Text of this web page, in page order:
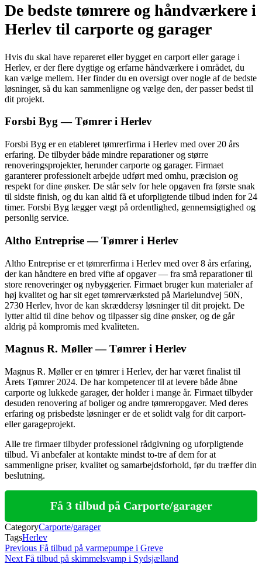
De bedste tømrere og håndværkere i
Herlev til carporte og garager
Hvis du skal have repareret eller bygget en carport eller garage i
Herlev, er der flere dygtige og erfarne håndværkere i området, du
kan vælge mellem. Her finder du en oversigt over nogle af de bedste
løsninger, så du kan sammenligne og vælge den, der passer bedst til
dit projekt.
Forsbi Byg — Tømrer i Herlev
Forsbi Byg er en etableret tømrerfirma i Herlev med over 20 års
erfaring. De tilbyder både mindre reparationer og større
renoveringsprojekter, herunder carporte og garager. Firmaet
garanterer professionelt arbejde udført med omhu, præcision og
respekt for dine ønsker. De står selv for hele opgaven fra første snak
til sidste finish, og du kan altid få et uforpligtende tilbud inden for 24
timer. Forsbi Byg lægger vægt på ordentlighed, gennemsigtighed og
personlig service.
Altho Entreprise — Tømrer i Herlev
Altho Entreprise er et tømrerfirma i Herlev med over 8 års erfaring,
der kan håndtere en bred vifte af opgaver — fra små reparationer til
store renoveringer og nybyggerier. Firmaet bruger kun materialer af
høj kvalitet og har sit eget tømrerværksted på Marielundvej 50N,
2730 Herlev, hvor de kan skræddersy løsninger til dit projekt. De
lytter altid til dine behov og tilpasser sig dine ønsker, og de går
aldrig på kompromis med kvaliteten.
Magnus R. Møller — Tømrer i Herlev
Magnus R. Møller er en tømrer i Herlev, der har været finalist til
Årets Tømrer 2024. De har kompetencer til at levere både åbne
carporte og lukkede garager, der holder i mange år. Firmaet tilbyder
desuden renovering af boliger og andre tømreropgaver. Med deres
erfaring og prisbedste løsninger er de et solidt valg for dit carport-
eller garageprojekt.
Alle tre firmaer tilbyder professionel rådgivning og uforpligtende
tilbud. Vi anbefaler at kontakte mindst to-tre af dem for at
sammenligne priser, kvalitet og samarbejdsforhold, før du træffer din
beslutning.
Få 3 tilbud på Carporte/garager
CategoryCarporte/garager
TagsHerlev
Indlægsnavigation
Previous
Post
Previous Få tilbud på varmepumpe i Greve
Next
Next Få tilbud på skimmelsvamp i Sydsjælland